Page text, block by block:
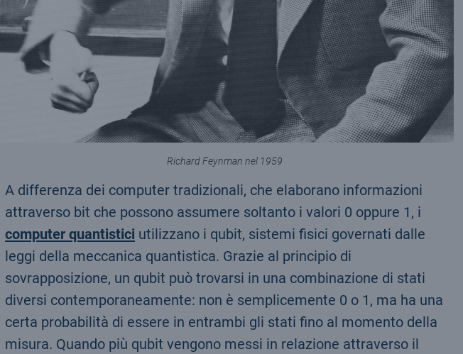
Richard Feynman nel 1959
A differenza dei computer tradizionali, che elaborano informazioni
attraverso bit che possono assumere soltanto i valori 0 oppure 1, i
computer quantistici utilizzano i qubit, sistemi fisici governati dalle
leggi della meccanica quantistica. Grazie al principio di
sovrapposizione, un qubit può trovarsi in una combinazione di stati
diversi contemporaneamente: non è semplicemente 0 o 1, ma ha una
certa probabilità di essere in entrambi gli stati fino al momento della
misura. Quando più qubit vengono messi in relazione attraverso il